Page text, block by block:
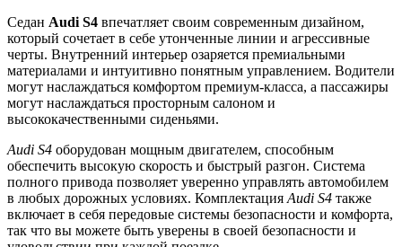
Седан Audi S4 впечатляет своим современным дизайном,
который сочетает в себе утонченные линии и агрессивные
черты. Внутренний интерьер озаряется премиальными
материалами и интуитивно понятным управлением. Водители
могут наслаждаться комфортом премиум-класса, а пассажиры
могут наслаждаться просторным салоном и
высококачественными сиденьями.
Audi S4 оборудован мощным двигателем, способным
обеспечить высокую скорость и быстрый разгон. Система
полного привода позволяет уверенно управлять автомобилем
в любых дорожных условиях. Комплектация Audi S4 также
включает в себя передовые системы безопасности и комфорта,
так что вы можете быть уверены в своей безопасности и